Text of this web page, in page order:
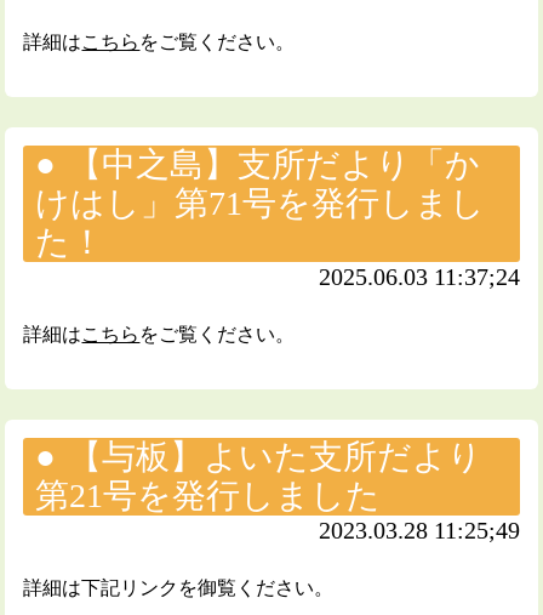
詳細はこちら をご覧ください。
【中之島】支所だより「か
けはし」第71号を発行しまし
た！
2025.06.03 11:37;24
詳細はこちら をご覧ください。
【与板】よいた支所だより
第21号を発行しました
2023.03.28 11:25;49
詳細は下記リンクを御覧ください。